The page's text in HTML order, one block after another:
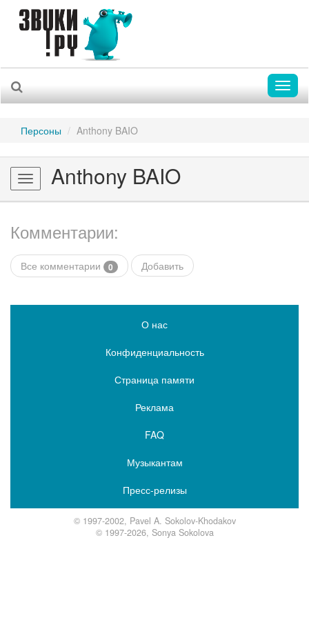
Персоны Anthony BAIO
Toggle
navigation
Anthony BAIO
Комментарии:
Все комментарии 0 Добавить
О нас
Конфиденциальность
Страница памяти
Реклама
FAQ
Музыкантам
Пресс-релизы
© 1997-2002, Pavel A. Sokolov-Khodakov
© 1997-2026, Sonya Sokolova